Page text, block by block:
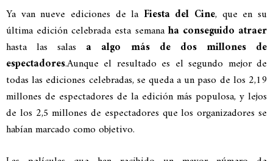
Ya van nueve ediciones de la Fiesta del Cine, que en su
última edición celebrada esta semanaha conseguido atraer
hasta las salas a algo más de dos millones de
espectadores.Aunque el resultado es el segundo mejor de
todas las ediciones celebradas, se queda a un paso de los 2,19
millones de espectadores de la edición más populosa, y lejos
de los 2,5 millones de espectadores que los organizadores se
habían marcado como objetivo.